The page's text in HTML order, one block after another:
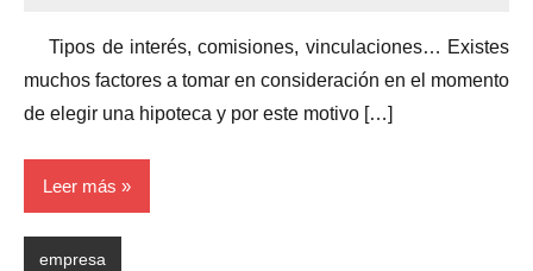
Tipos de interés, comisiones, vinculaciones… Existes
muchos factores a tomar en consideración en el momento
de elegir una hipoteca y por este motivo […]
Leer más
empresa